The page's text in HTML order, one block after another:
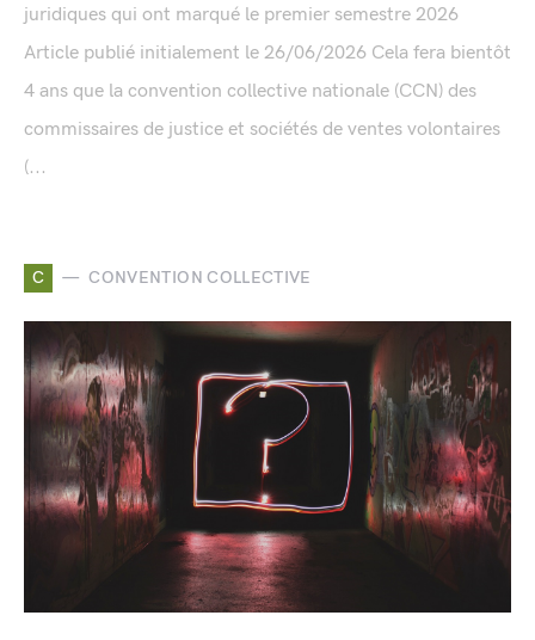
juridiques qui ont marqué le premier semestre 2026
Article publié initialement le 26/06/2026 Cela fera bientôt
4 ans que la convention collective nationale (CCN) des
commissaires de justice et sociétés de ventes volontaires
(...
C CONVENTION COLLECTIVE